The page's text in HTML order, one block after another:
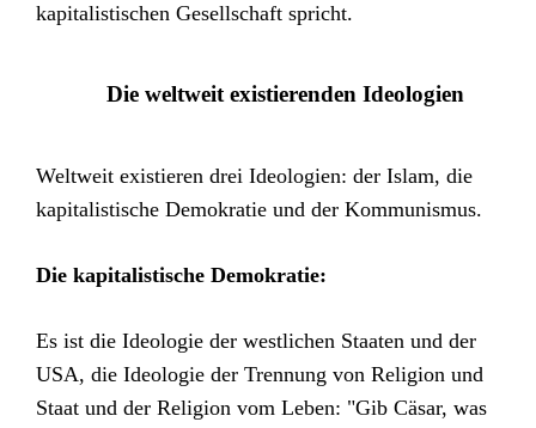
kapitalistischen Gesellschaft spricht.
Die weltweit existierenden Ideologien
Weltweit existieren drei Ideologien: der Islam, die
kapitalistische Demokratie und der Kommunismus.
Die kapitalistische Demokratie:
Es ist die Ideologie der westlichen Staaten und der
USA, die Ideologie der Trennung von Religion und
Staat und der Religion vom Leben: "Gib Cäsar, was